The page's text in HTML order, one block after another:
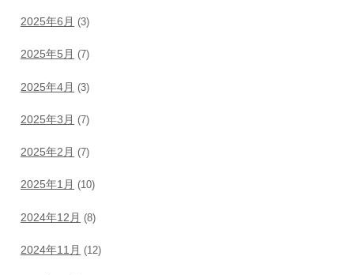
2025年6月 (3)
2025年5月 (7)
2025年4月 (3)
2025年3月 (7)
2025年2月 (7)
2025年1月 (10)
2024年12月 (8)
2024年11月 (12)